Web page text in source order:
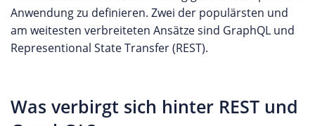
Anwendung zu definieren. Zwei der populärsten und
am weitesten verbreiteten Ansätze sind GraphQL und
Representional State Transfer (REST).
Was verbirgt sich hinter REST und